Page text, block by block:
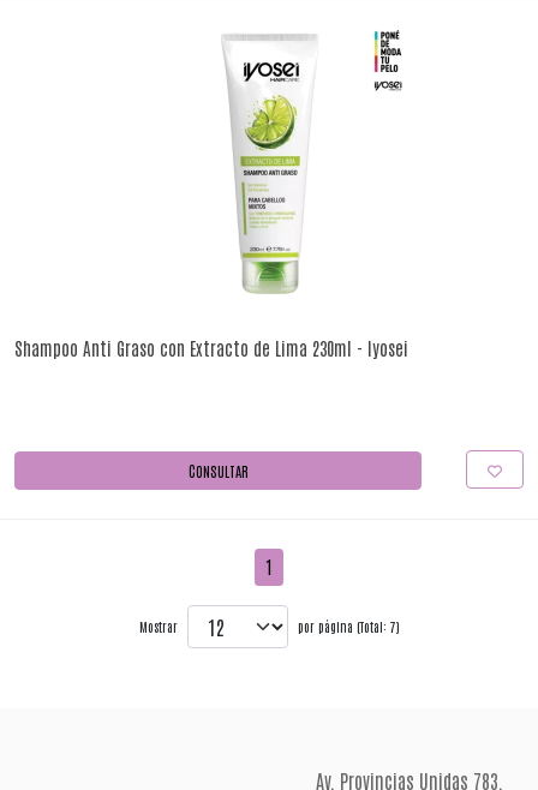
Shampoo Anti Graso con Extracto de Lima 230ml - Iyosei
CONSULTAR
1
Mostrar por página (Total: 7)
Av. Provincias Unidas 783,